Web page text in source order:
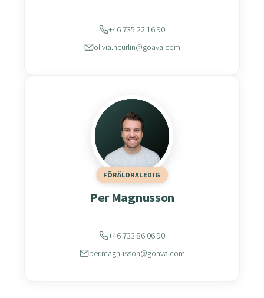
+46 735 22 16 90
olivia.heurlin@goava.com
FÖRÄLDRALEDIG
Per Magnusson
+46 733 86 06 90
per.magnusson@goava.com